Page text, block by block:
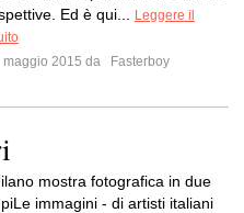
Ed è qui...
Leggere il
maggio 2015 da
Fasterboy
mostra fotografica in due
immagini - di artisti italiani